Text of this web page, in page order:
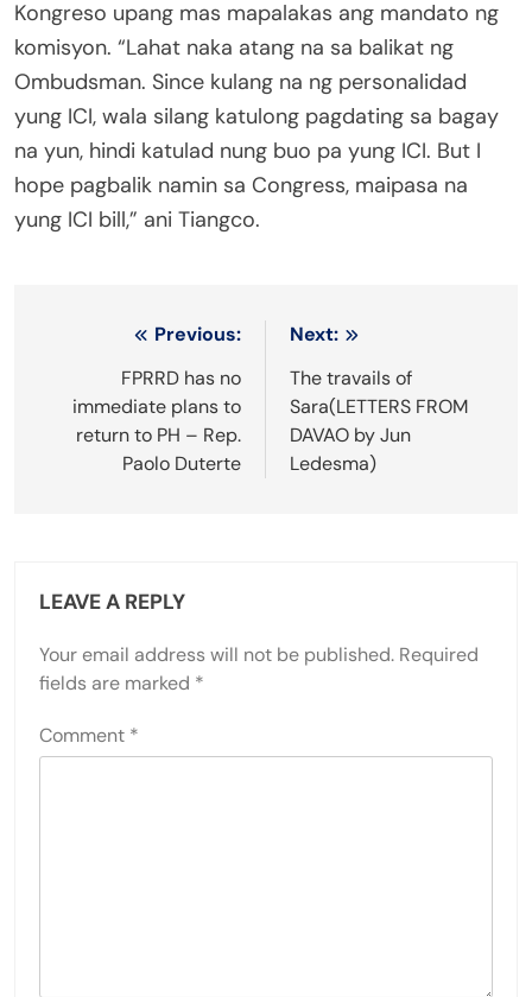
Kongreso upang mas mapalakas ang mandato ng
komisyon. “Lahat naka atang na sa balikat ng
Ombudsman. Since kulang na ng personalidad
yung ICI, wala silang katulong pagdating sa bagay
na yun, hindi katulad nung buo pa yung ICI. But I
hope pagbalik namin sa Congress, maipasa na
yung ICI bill,” ani Tiangco.
navigation
Previous:
FPRRD has no
immediate plans to
return to PH – Rep.
Paolo Duterte
Next:
The travails of
Sara(LETTERS FROM
DAVAO by Jun
Ledesma)
LEAVE A REPLY
Your email address will not be published. Required
fields are marked *
Comment *